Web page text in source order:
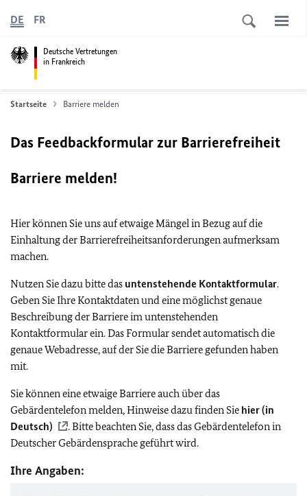
Deutsche Vertretungen
in Frankreich
DE FR
Startseite Barriere melden
Das Feedbackformular zur Barrierefreiheit
Barriere melden!
Hier können Sie uns auf etwaige Mängel in Bezug auf die
Einhaltung der Barrierefreiheitsanforderungen aufmerksam
machen.
Nutzen Sie dazu bitte das untenstehende Kontaktformular.
Geben Sie Ihre Kontaktdaten und eine möglichst genaue
Beschreibung der Barriere im untenstehenden
Kontaktformular ein. Das Formular sendet automatisch die
genaue Webadresse, auf der Sie die Barriere gefunden haben
mit.
Sie können eine etwaige Barriere auch über das
Gebärdentelefon melden, Hinweise dazu finden Sie hier (in
Deutsch)
. Bitte beachten Sie, dass das Gebärdentelefon in
Deutscher Gebärdensprache geführt wird.
Ihre Angaben: